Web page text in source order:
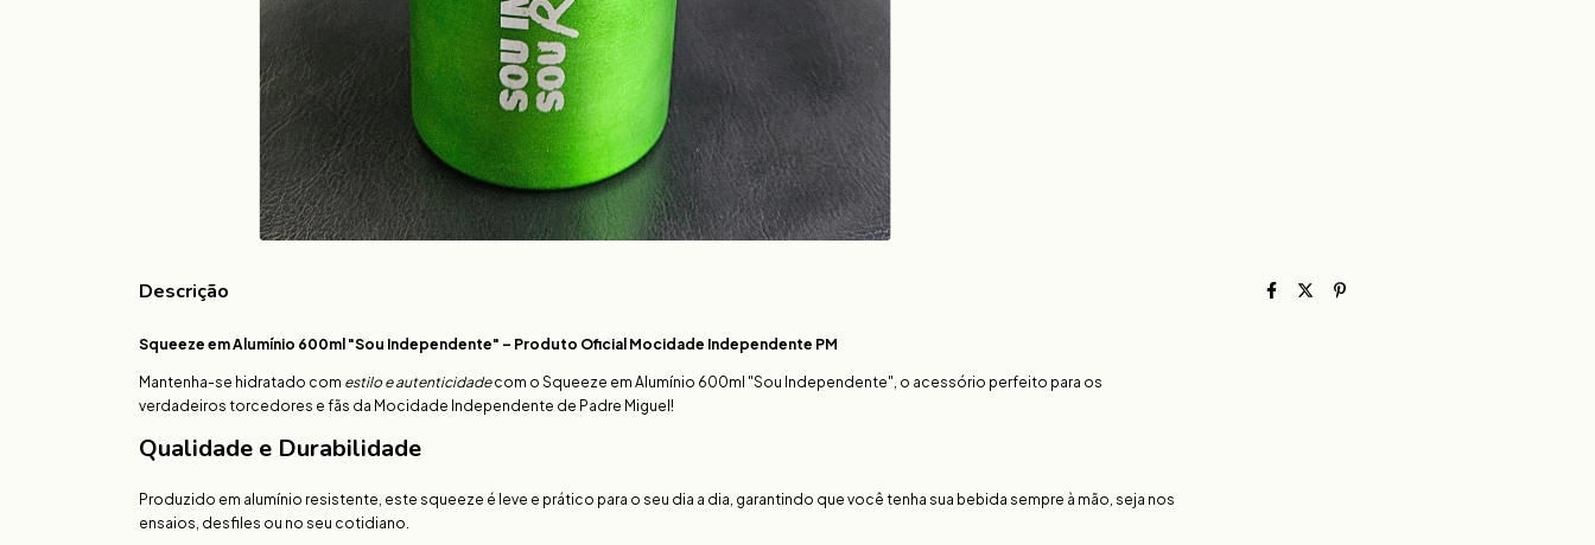
Descrição
Squeeze em Alumínio 600ml "Sou Independente" – Produto Oficial Mocidade Independente PM
Mantenha-se hidratado com estilo e autenticidadecom o Squeeze em Alumínio 600ml "Sou Independente", o acessório perfeito para os
verdadeiros torcedores e fãs da Mocidade Independente de Padre Miguel!
Qualidade e Durabilidade
Produzido em alumínio resistente, este squeeze é leve e prático para o seu dia a dia, garantindo que você tenha sua bebida sempre à mão, seja nos
ensaios, desfiles ou no seu cotidiano.